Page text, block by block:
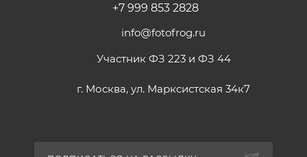
+7 999 853 2828
info@fotofrog.ru
Участник ФЗ 223 и ФЗ 44
г. Москва, ул. Марксистская 34к7